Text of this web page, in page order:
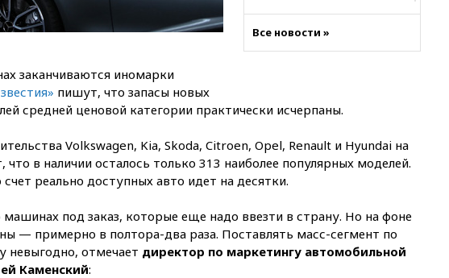
10:10 Премьер Японии снова
сбито 153 украинских БПЛА
08:50 Состояние здоровья
Джо Байдена ухудшилось
выпуск модели Astra и-за
потенциальных рисков
06:25У берегов Италии
Все новости »
заканчиваются иномарки
пишут, что запасы новых
средней ценовой категории практически исчерпаны.
Volkswagen, Kia, Skoda, Citroen, Opel, Renault и Hyundai на
в наличии осталось только 313 наиболее популярных моделей.
реально доступных авто идет на десятки.
машинах под заказ, которые еще надо ввезти в страну. Но на фоне
— примерно в полтора-два раза. Поставлять масс-сегмент по
невыгодно, отмечает директор по маркетингу автомобильной
Каменский: